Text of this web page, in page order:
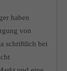
haben
von
schriftlich bei